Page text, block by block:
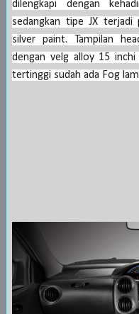
dilengkapi dengan
sedangkan tipe JX
silver paint. Tampilan
dengan velg alloy 15
tertinggi sudah ada Fog